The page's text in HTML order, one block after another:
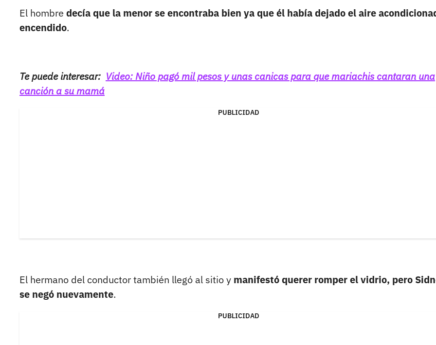
El hombre decía que la menor se encontraba bien ya que él había dejado el aire
encendido.
Te puede interesar: Video: Niño pagó mil pesos y unas canicas para que mariachis cantaran una
canción a su mamá
PUBLICIDAD
El hermano del conductor también llegó al sitio y manifestó querer romper el vidrio, pero
se negó nuevamente.
PUBLICIDAD